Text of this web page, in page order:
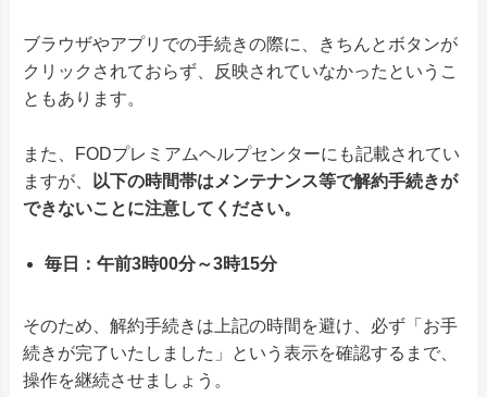
ブラウザやアプリでの手続きの際に、きちんとボタンが
クリックされておらず、反映されていなかったというこ
ともあります。
また、FODプレミアムヘルプセンターにも記載されてい
ますが、
以下の時間帯はメンテナンス等で解約手続きが
できないことに注意してください。
毎日：午前3時00分～3時15分
そのため、解約手続きは上記の時間を避け、必ず「お手
続きが完了いたしました」という表示を確認するまで、
操作を継続させましょう。